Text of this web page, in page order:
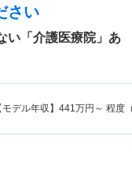
さい
い「介護医療院」あ
デル年収】 441万円～ 程度